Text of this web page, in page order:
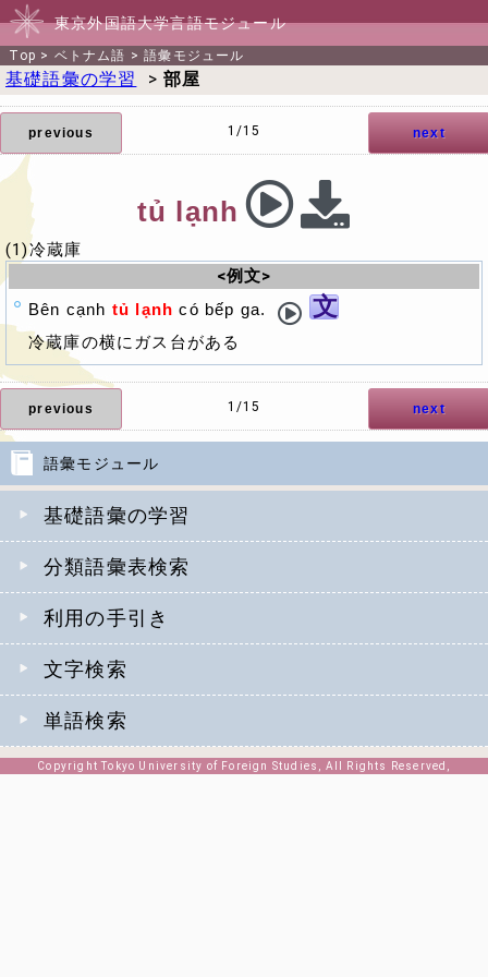
東京外国語大学言語モジュール
Top > ベトナム語 >語彙モジュール
語彙モジュール
基礎語彙の学習
分類語彙表検索
利用の手引き
文字検索
単語検索
基礎語彙の学習 >部屋
previous next
1/15
tủ lạnh
(1)冷蔵庫
<例文>
Bên cạnh tủ lạnh có bếp ga. 文
冷蔵庫の横にガス台がある
previous next
1/15
Copyright Tokyo University of Foreign Studies, All Rights Reserved,